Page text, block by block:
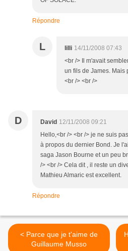
Répondre
L lilli 14/11/2008 07:43
<br /> Il m'avait
un fils de James. Mais
<br /> <br />
D David 12/11/2008 09:21
Hello,<br /> <br /> je ne suis
à propos du dernier Bond. Je
saga Jason Bourne et un peu
/> <br /> Cela dit , il reste un
Mathieu Almaric est excellent.
Répondre
< Parce que je t'aime de
Guillaume Musso